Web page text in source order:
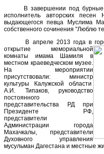
В завершении под бурные
исполнитель авторских
выдающегося певца Муслима
собственного сочинения "Люблю
В апреле 2013 года в
открытие мемориальной
комнаты имама Шамиля в
местном краеведческом музее.
На мероприятии
присутствовали: министр
культуры Калужской области
А.И. Типаков, руководство
постоянного
представительства РД при
Президенте РФ,
представители
Администрации города
Махачкалы, представители
Духовного управления
мусульман Дагестана и местные